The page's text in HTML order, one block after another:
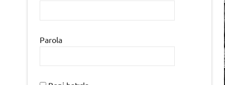
Parola